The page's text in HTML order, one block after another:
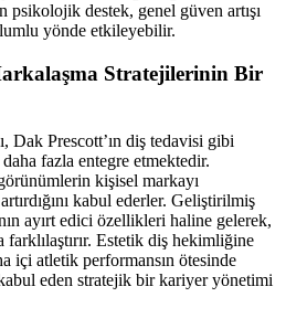
destek, genel güven artışı
yönde etkileyebilir.
Stratejilerinin Bir
Dak Prescott’ın diş tedavisi gibi
fazla entegre etmektedir.
kişisel markayı
kabul ederler. Geliştirilmiş
ayırt edici özellikleri haline gelerek,
farklılaştırır. Estetik diş hekimliğine
içi atletik performansın ötesinde
eden stratejik bir kariyer yönetimi